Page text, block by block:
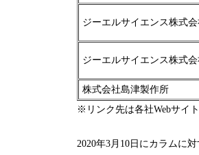
ジーエルサイエンス株式
ジーエルサイエンス株式
株式会社島津製作所
※リンク先は各社Webサイト
2020年3月10日にカラムに